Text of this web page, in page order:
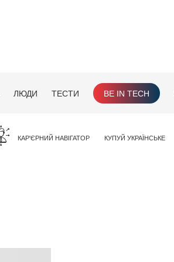
ЛЮДИ ТЕСТИ BE IN TECH
КАР'ЄРНИЙ НАВІГАТОР КУПУЙ УКРАЇНСЬКЕ